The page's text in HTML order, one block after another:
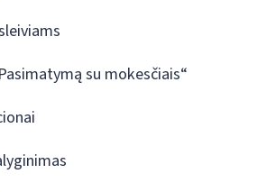
su mokesčiais“